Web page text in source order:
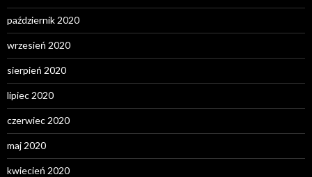
październik 2020
wrzesień 2020
sierpień 2020
lipiec 2020
czerwiec 2020
maj 2020
kwiecień 2020